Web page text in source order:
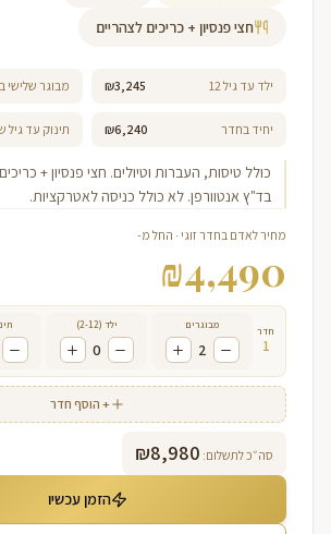
חצי פנסיון + כריכים לצהריים
ילד עד גיל 12 ₪3,245 מבוגר שלישי
יחיד בחדר ₪6,240 תינוק עד גיל
כולל טיסות, העברות וטיולים. חצי פנסיון +
בד"ץ אנטוורפן. לא כולל כניסה לאטרקציות.
מחיר לאדם בחדר זוגי · החל מ-
₪4,490
חדר
1
מבוגרים
2
ילד (2-12)
0
+ הוסף חדר
סה״כ לתשלום: ₪8,980
הזמן עכשיו